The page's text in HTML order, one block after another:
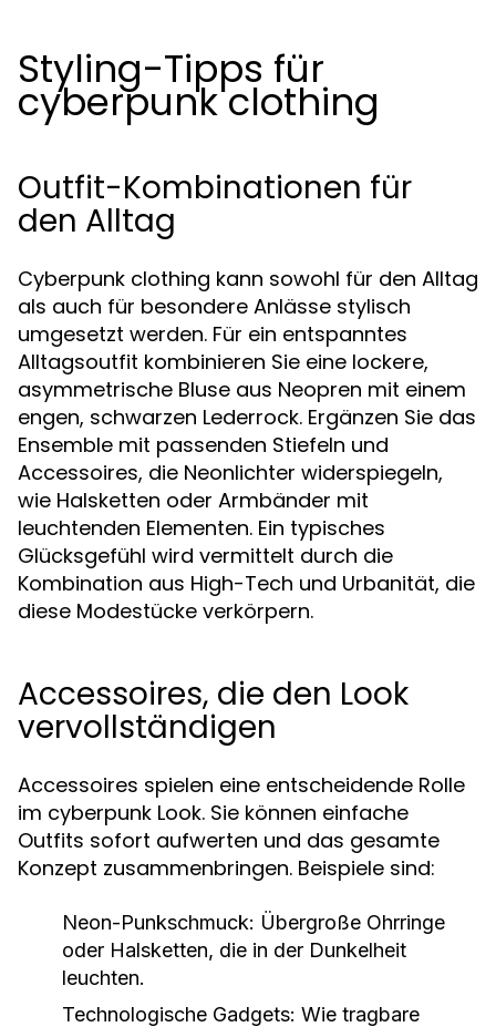
Styling-Tipps für
cyberpunk clothing
Outfit-Kombinationen für
den Alltag
Cyberpunk clothing kann sowohl für den Alltag
als auch für besondere Anlässe stylisch
umgesetzt werden. Für ein entspanntes
Alltagsoutfit kombinieren Sie eine lockere,
asymmetrische Bluse aus Neopren mit einem
engen, schwarzen Lederrock. Ergänzen Sie das
Ensemble mit passenden Stiefeln und
Accessoires, die Neonlichter widerspiegeln,
wie Halsketten oder Armbänder mit
leuchtenden Elementen. Ein typisches
Glücksgefühl wird vermittelt durch die
Kombination aus High-Tech und Urbanität, die
diese Modestücke verkörpern.
Accessoires, die den Look
vervollständigen
Accessoires spielen eine entscheidende Rolle
im cyberpunk Look. Sie können einfache
Outfits sofort aufwerten und das gesamte
Konzept zusammenbringen. Beispiele sind:
Neon-Punkschmuck: Übergroße Ohrringe
oder Halsketten, die in der Dunkelheit
leuchten.
Technologische Gadgets: Wie tragbare